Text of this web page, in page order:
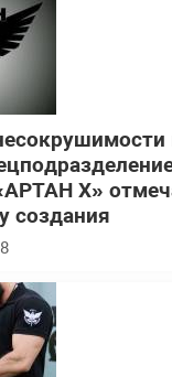
Х»
создания